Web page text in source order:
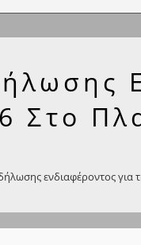
Στο
ενδιαφέροντος για